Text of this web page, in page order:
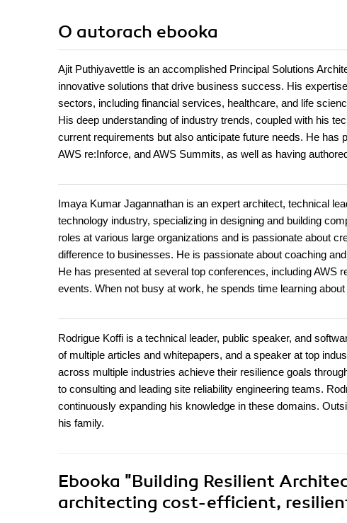
O autorach ebooka
Ajit Puthiyavettle is an accomplished Principal Solutions
innovative solutions that drive business success. His
sectors, including financial services, healthcare, and life
His deep understanding of industry trends, coupled with his
current requirements but also anticipate future needs. He
AWS re:Inforce, and AWS Summits, as well as having
Imaya Kumar Jagannathan is an expert architect, technical
technology industry, specializing in designing and building
roles at various large organizations and is passionate about
difference to businesses. He is passionate about coaching
He has presented at several top conferences, including AWS
events. When not busy at work, he spends time learning about
Rodrigue Koffi is a technical leader, public speaker, and
of multiple articles and whitepapers, and a speaker at top
across multiple industries achieve their resilience goals
to consulting and leading site reliability engineering teams.
continuously expanding his knowledge in these domains.
his family.
Ebooka "Building Resilient
architecting cost-efficient,